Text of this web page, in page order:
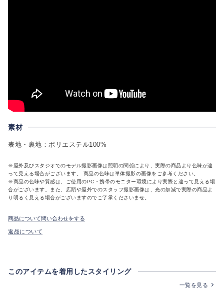
素材
表地・裏地：ポリエステル100%
※屋外及びスタジオでのモデル撮影画像は照明の関係により、実際の商品より色味が違
って見える場合がございます。 商品の色味は単体撮影の画像をご参考ください。
※商品の色味や質感は、ご使用のPC・携帯のモニター環境により実際と違って見える場
合がございます。また、店頭や屋外でのスタッフ撮影画像は、光の加減で実際の商品よ
り明るく見える場合がございますのでご了承くださいませ。
商品について問い合わせをする
返品について
このアイテムを着用したスタイリング
一覧を見る